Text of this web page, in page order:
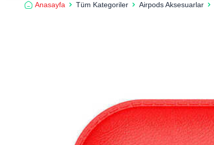
Anasayfa Tüm Kategoriler Airpods Aksesuarlar